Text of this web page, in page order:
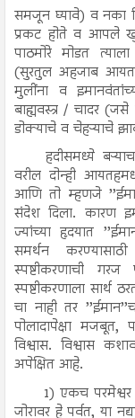
समजून घ्यावे) व नका
प्रकट होते व आपले
पाठमोरे मोडत
(सुरतुल अहजाब आयत
मुलींना व
बाह्यवस्त्र / चादर
डोक्याचे व चेहऱ्याचे
हदीसमध्ये
वरील दोन्ही
आणि तो म्हणजे
संदेश दिला. कारण
ज्यांच्या हृदयात
समर्थन
स्पष्टीकरणाची
स्पष्टीकरणाला सार्थ
चा नाही तर
पोलादापेक्षा मजबूत,
विश्वास. विश्वास
अपेक्षित आहे.
1) एकच परमेश्वर
जोरावर हे पर्वत, या